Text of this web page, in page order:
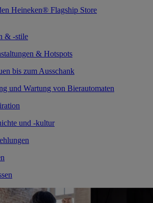
Heineken® Flagship Store
& -stile
& Hotspots
bis zum Ausschank
und Wartung von Bierautomaten
und -kultur